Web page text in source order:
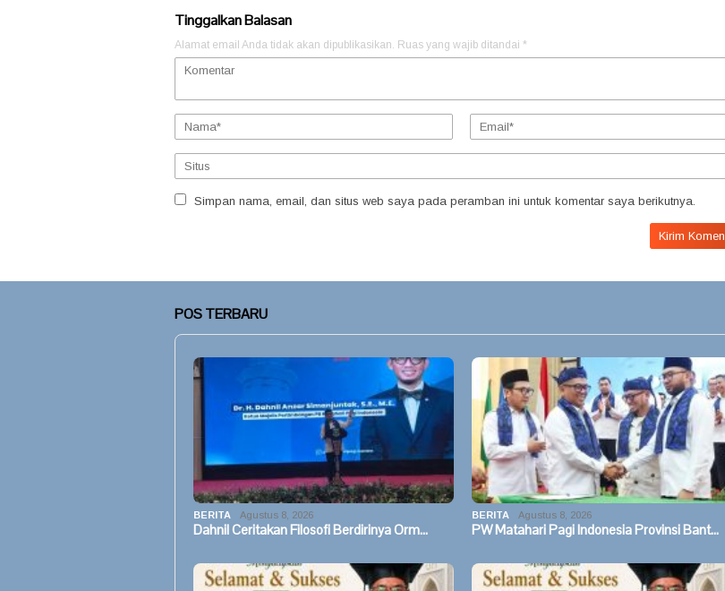
Tinggalkan Balasan
Alamat email Anda tidak akan dipublikasikan. Ruas yang wajib ditandai *
Simpan nama, email, dan situs web saya pada peramban ini untuk komentar saya berikutnya.
POS TERBARU
BERITA Agustus 8, 2026
Dahnil Ceritakan Filosofi Berdirinya Orm…
BERITA Agustus 8, 2026
PW Matahari Pagi Indonesia Provinsi Bant…